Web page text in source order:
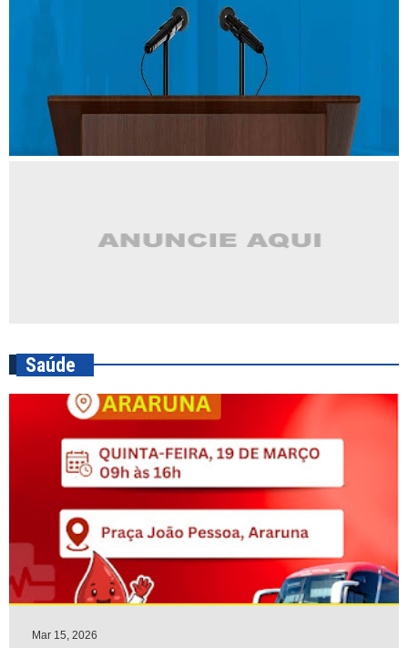
Saúde
Mar 15, 2026